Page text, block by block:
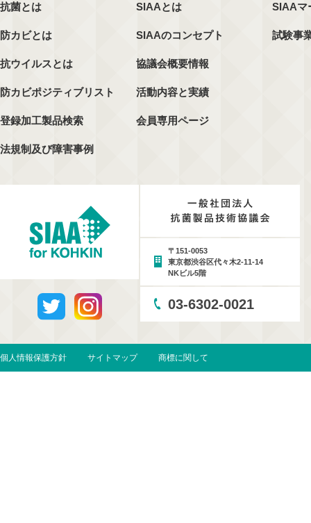
抗菌とは
防カビとは
抗ウイルスとは
防カビポジティブリスト
登録加工製品検索
法規制及び障害事例
SIAAとは
SIAAのコンセプト
協議会概要情報
活動内容と実績
会員専用ページ
SIAAマ
試験事
〒151-0053
東京都渋谷区代々木2-11-14
NKビル5階
03-6302-0021
個人情報保護方針 サイトマップ 商標に関して